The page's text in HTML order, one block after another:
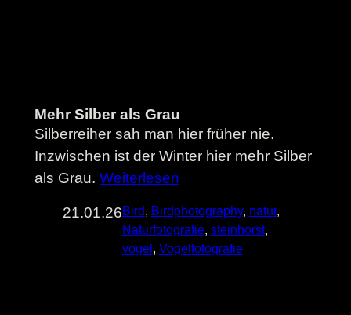
Mehr Silber als Grau
Silberreiher sah man hier früher nie.
Inzwischen ist der Winter hier mehr Silber
als Grau. Weiterlesen
21.01.26Bird, Birdphotography, natur
Naturfotografie, steinhorst
vogel , Vogelfotografie